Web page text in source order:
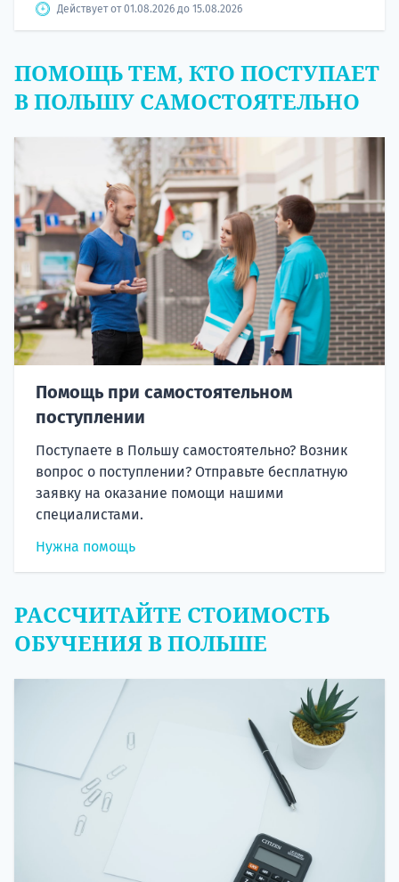
Действует от 01.08.2026 до 15.08.2026
ПОМОЩЬ ТЕМ, КТО ПОСТУПАЕТ
В ПОЛЬШУ САМОСТОЯТЕЛЬНО
Помощь при самостоятельном
поступлении
Поступаете в Польшу самостоятельно? Возник
вопрос о поступлении? Отправьте бесплатную
заявку на оказание помощи нашими
специалистами.
Нужна помощь
РАССЧИТАЙТЕ СТОИМОСТЬ
ОБУЧЕНИЯ В ПОЛЬШЕ